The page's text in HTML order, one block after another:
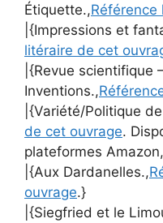
Étiquette.,
|{Impressions et
litéraire de cet
|{Revue scientifique
Inventions.,
|{Variété/Politique de
de cet ouvrage.
plateformes
|{Aux Dardanelles.,
ouvrage.}
|{Siegfried et le